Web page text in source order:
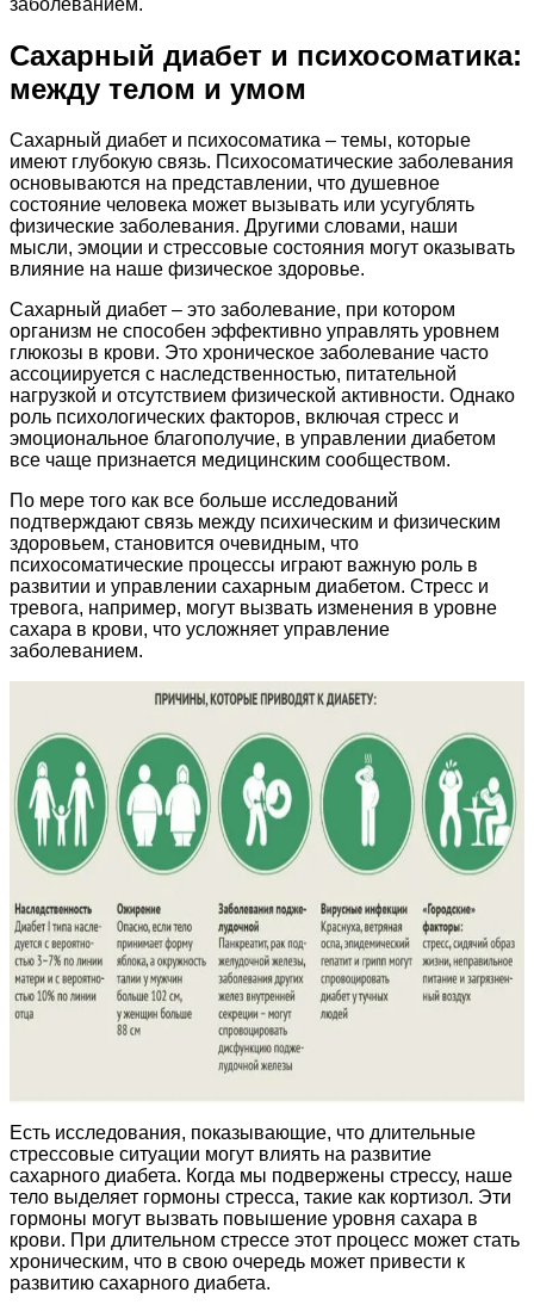
Сахарный диабет и психосоматика:
между телом и умом
Сахарный диабет и психосоматика – темы, которые
имеют глубокую связь. Психосоматические заболевания
основываются на представлении, что душевное
состояние человека может вызывать или усугублять
физические заболевания. Другими словами, наши
мысли, эмоции и стрессовые состояния могут оказывать
влияние на наше физическое здоровье.
Сахарный диабет – это заболевание, при котором
организм не способен эффективно управлять уровнем
глюкозы в крови. Это хроническое заболевание часто
ассоциируется с наследственностью, питательной
нагрузкой и отсутствием физической активности. Однако
роль психологических факторов, включая стресс и
эмоциональное благополучие, в управлении диабетом
все чаще признается медицинским сообществом.
По мере того как все больше исследований
подтверждают связь между психическим и физическим
здоровьем, становится очевидным, что
психосоматические процессы играют важную роль в
развитии и управлении сахарным диабетом. Стресс и
тревога, например, могут вызвать изменения в уровне
сахара в крови, что усложняет управление
заболеванием.
Есть исследования, показывающие, что длительные
стрессовые ситуации могут влиять на развитие
сахарного диабета. Когда мы подвержены стрессу, наше
тело выделяет гормоны стресса, такие как кортизол. Эти
гормоны могут вызвать повышение уровня сахара в
крови. При длительном стрессе этот процесс может стать
хроническим, что в свою очередь может привести к
развитию сахарного диабета.